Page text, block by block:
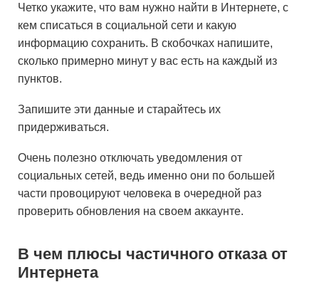
Четко укажите, что вам нужно найти в Интернете, с
кем списаться в социальной сети и какую
информацию сохранить. В скобочках напишите,
сколько примерно минут у вас есть на каждый из
пунктов.
Запишите эти данные и старайтесь их
придерживаться.
Очень полезно отключать уведомления от
социальных сетей, ведь именно они по большей
части провоцируют человека в очередной раз
проверить обновления на своем аккаунте.
В чем плюсы частичного отказа от
Интернета